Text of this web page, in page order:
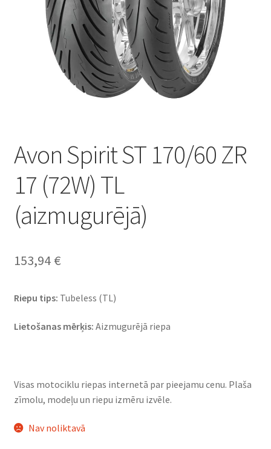
Avon Spirit ST 170/60 ZR
17 (72W) TL
(aizmugurējā)
153,94 €
Riepu tips: Tubeless (TL)
Lietošanas mērķis: Aizmugurējā riepa
Visas motociklu riepas internetā par pieejamu cenu. Plaša
zīmolu, modeļu un riepu izmēru izvēle.
Nav noliktavā